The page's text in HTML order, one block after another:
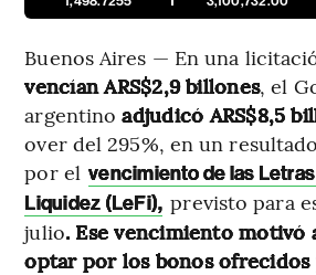
Buenos Aires — En una
vencían ARS$2,9 billones, el
argentinoadjudicó ARS$8,5
over del 295%, en un
por el vencimiento de las
Liquidez (LeFi), previsto para
julio. Ese vencimiento motivó
optar por los bonos ofrecidos